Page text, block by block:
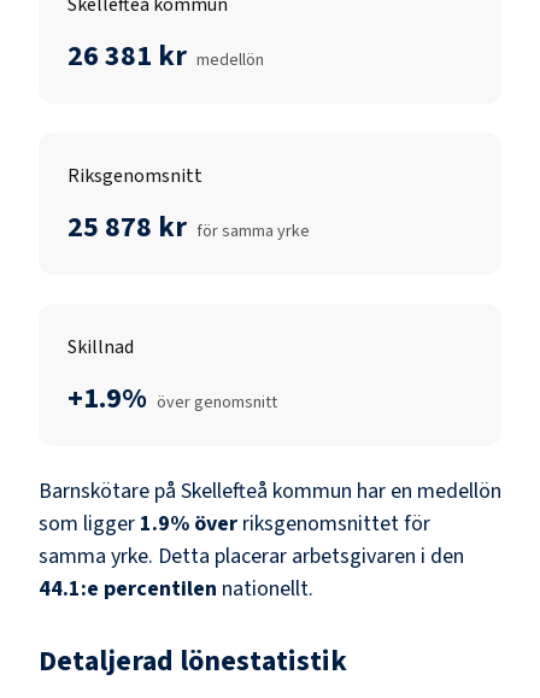
26 381 kr medellön
Riksgenomsnitt
25 878 kr för samma yrke
Skillnad
+1.9% över genomsnitt
Barnskötare på Skellefteå kommun har en medellön
som ligger 1.9% över riksgenomsnittet för
samma yrke. Detta placerar arbetsgivaren i den
44.1:e percentilen nationellt.
Detaljerad lönestatistik